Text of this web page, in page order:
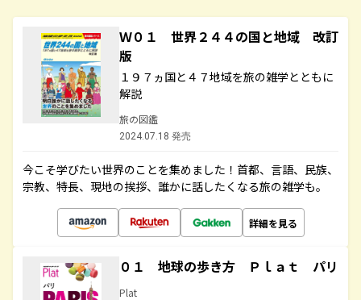
Ｗ０１ 世界２４４の国と地域 改訂
版
１９７ヵ国と４７地域を旅の雑学とともに
解説
旅の図鑑
2024.07.18 発売
今こそ学びたい世界のことを集めました！首都、言語、民族、
宗教、特長、現地の挨拶、誰かに話したくなる旅の雑学も。
詳細を見る
０１ 地球の歩き方 Ｐｌａｔ パリ
Plat